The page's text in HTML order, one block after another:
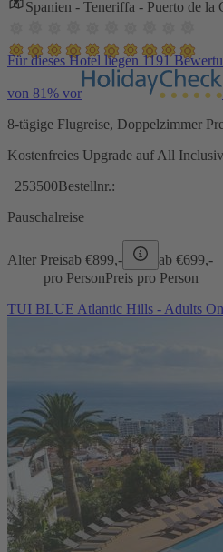
Spanien - Teneriffa - Puerto de la
Für dieses Hotel liegen 1191
von 81% vor
8-tägige Flugreise, Doppelzimmer
Kostenfreies Upgrade auf All
253500Bestellnr.:
Pauschalreise
Alter Preisab €899,- ab €699,-
pro PersonPreis pro Person
TUI BLUE Atlantic Hills - Adults